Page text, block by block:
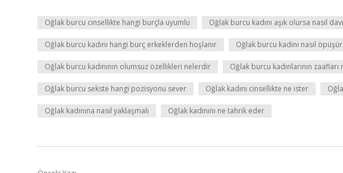
Oğlak burcu cinsellikte hangi burçla uyumlu Oğlak burcu kadını aşık olursa nasıl
Oğlak burcu kadını hangi burç erkeklerden hoşlanır Oğlak burcu kadını nasıl öpüşür
Oğlak burcu kadınının olumsuz özellikleri nelerdir Oğlak burcu kadınlarının
Oğlak burcu sekste hangi pozisyonu sever Oğlak kadını cinsellikte ne ister
Oğlak kadınına nasıl yaklaşmalı Oğlak kadınını ne tahrik eder